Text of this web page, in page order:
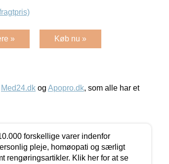
» Køb nu »
Med24.dk og Apopro.dk, som alle har et
forskellige varer indenfor
pleje, homøopati og særligt
rengøringsartikler. Klik her for at se